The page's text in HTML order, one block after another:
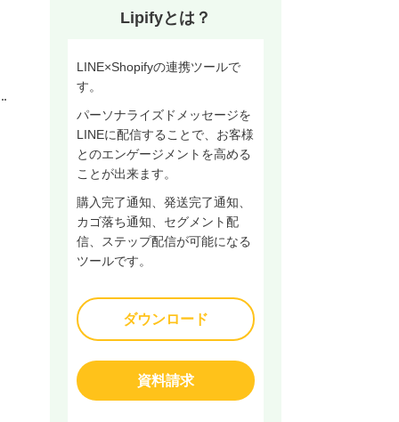
Lipifyとは？
LINE×Shopifyの連携ツールで
す。
パーソナライズドメッセージを
LINEに配信することで、お客様
とのエンゲージメントを高める
ことが出来ます。
購入完了通知、発送完了通知、
カゴ落ち通知、セグメント配
信、ステップ配信が可能になる
ツールです。
ダウンロード
資料請求